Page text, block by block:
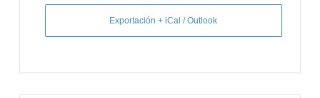
Exportación + iCal / Outlook